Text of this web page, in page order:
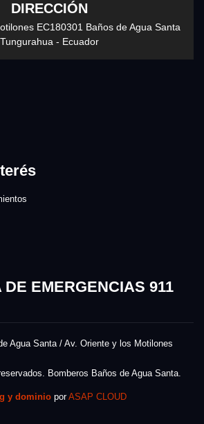
DIRECCIÓN
EC180301 Baños de Agua Santa
Tungurahua - Ecuador
DE EMERGENCIAS 911
Agua Santa / Av. Oriente y los Motilones
Bomberos Baños de Agua Santa.
y dominio porASAP CLOUD